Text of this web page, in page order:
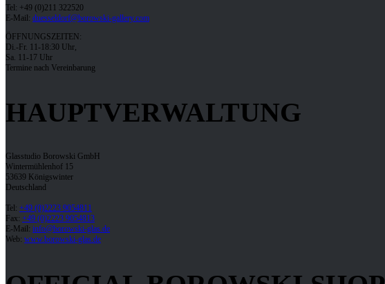
Tel: +49 (0)211 322520
E-Mail: duesseldorf@borowski-gallery.com
ÖFFNUNGSZEITEN:
Di.-Fr. 11-18:30 Uhr,
Sa. 11-17 Uhr
Termine nach Vereinbarung
HAUPTVERWALTUNG
Glasstudio Borowski GmbH
Wintermühlenhof 15
53639 Königswinter
Deutschland
Tel: +49 (0)2223 9054811
Fax: +49 (0)2223 9054813
E-Mail: info@borowski-glas.de
Web: www.borowski-glas.de